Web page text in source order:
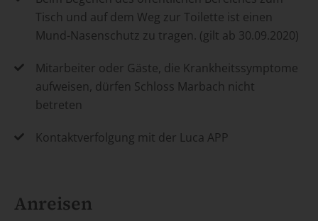
Tisch und auf dem Weg zur Toilette ist einen
Mund-Nasenschutz zu tragen. (gilt ab 30.09.2020)
Mitarbeiter oder Gäste, die Krankheitssymptome
aufweisen, dürfen Schloss Marbach nicht
betreten
Kontaktverfolgung mit der Luca APP
Anreisen